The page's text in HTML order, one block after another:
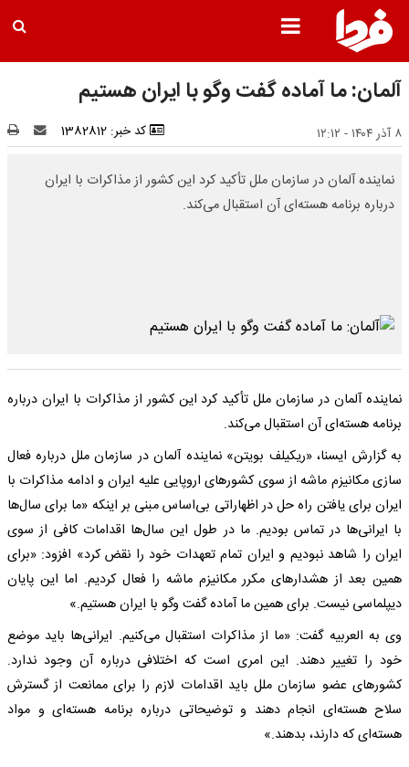
آلمان: ما آماده گفت وگو با ایران هستیم
۸ آذر ۱۴۰۴ - ۱۲:۱۲ کد خبر: 1382812
نماینده آلمان در سازمان ملل تأکید کرد این کشور از مذاکرات با ایران
درباره برنامه هسته‌ای آن استقبال می‌کند.
نماینده آلمان در سازمان ملل تأکید کرد این کشور از مذاکرات با ایران درباره
برنامه هسته‌ای آن استقبال می‌کند.
به گزارش ایسنا، «ریکیلف بویتن» نماینده آلمان در سازمان ملل درباره فعال
سازی مکانیزم ماشه از سوی کشورهای اروپایی علیه ایران و ادامه مذاکرات با
ایران برای یافتن راه حل در اظهاراتی بی‌اساس مبنی بر اینکه «ما برای سال‌ها
با ایرانی‌ها در تماس بودیم. ما در طول این سال‌ها اقدامات کافی از سوی
ایران را شاهد نبودیم و ایران تمام تعهدات خود را نقض کرد» افزود: «برای
همین بعد از هشدارهای مکرر مکانیزم ماشه را فعال کردیم. اما این پایان
دیپلماسی نیست. برای همین ما آماده گفت وگو با ایران هستیم.»
وی به العربیه گفت: «ما از مذاکرات استقبال می‌کنیم. ایرانی‌ها باید موضع
خود را تغییر دهند. این امری است که اختلافی درباره آن وجود ندارد.
کشورهای عضو سازمان ملل باید اقدامات لازم را برای ممانعت از گسترش
سلاح هسته‌ای انجام دهند و توضیحاتی درباره برنامه هسته‌ای و مواد
هسته‌ای که دارند، بدهند.»